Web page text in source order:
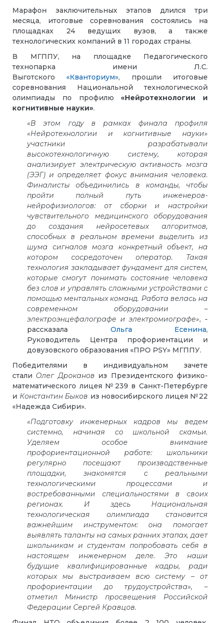
Марафон заключительных этапов длился три
месяца, итоговые соревнования состоялись на
площадках 24 ведущих вузов, а также
технологических компаний в 11 городах страны.
В МГППУ, на площадке Педагогического
технопарка имени Л.С.
Выготского«Кванториум», прошли итоговые
соревнования Национальной технологической
олимпиады по профилю«Нейротехнологии и
когнитивные науки».
«В этом году в рамках финала профиля
«‎‎Нейротехнологии и когнитивные науки»
участники разрабатывали
высокотехнологичную систему, которая
анализирует электрическую активность мозга
(ЭЭГ) и определяет фокус внимания человека.
Финалисты объединились в команды, чтобы
пройти полный путь инженеров-
нейрофизиологов: от сборки и настройки
чувствительного медицинского оборудования
до создания нейросетевых алгоритмов,
способных в реальном времени выделить из
шума сигналов мозга конкретный объект, на
котором сосредоточен оператор. Такая
технология закладывает фундамент для систем,
которые смогут понимать состояние человека
без слов и управлять сложными устройствами с
помощью ментальных команд. Работа велась на
современном оборудовании –
электроэнцефалографе и электромиографе», -
рассказала Ольга Есенина,
Руководитель Центра профориентации и
довузовского образования «ПРО PSY» МГППУ.
Победителями в индивидуальном зачете
стали Олег Дроканов из Президентского физико-
математического лицея №239 в Санкт-Петербурге
и Константин Быков из новосибирского лицея №22
«‎‎Надежда Сибири».
«Подготовку инженерных кадров мы ведем
системно, начиная со школьной скамьи.
Уделяем особое внимание
профориентационной работе: школьники
регулярно посещают производственные
площадки, знакомятся с реальными
технологическими процессами и
востребованными специальностями в своих
регионах. И здесь Национальная
технологическая олимпиада становится
важнейшим инструментом: она помогает
выявлять таланты на самых ранних этапах, дает
школьникам и студентам попробовать себя в
настоящем инженерном деле. Это наши
будущие квалифицированные кадры, ради
которых мы выстраиваем всю систему – от
профориентации до трудоустройства», –
отметил Министр просвещения Российской
Федерации Сергей Кравцов.